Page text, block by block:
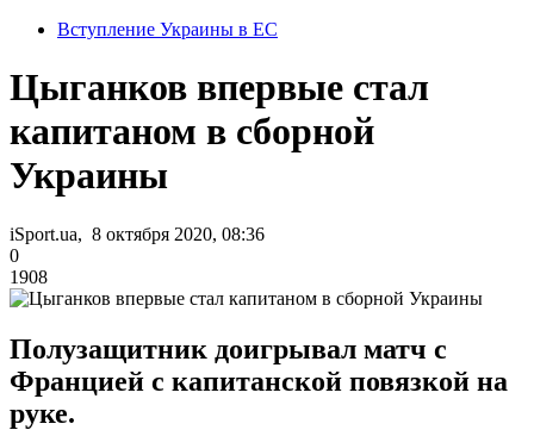
Вступление Украины в ЕС
Цыганков впервые стал
капитаном в сборной
Украины
iSport.ua, 8 октября 2020, 08:36
0
1908
Полузащитник доигрывал матч с
Францией с капитанской повязкой на
руке.